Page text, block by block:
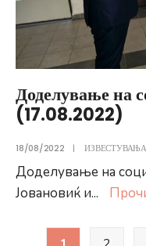
Доделување на
(17.08.2022)
18/08/2022 | ИЗВЕСТУВАЊА
Доделување на
Јовановиќ и...
Posts